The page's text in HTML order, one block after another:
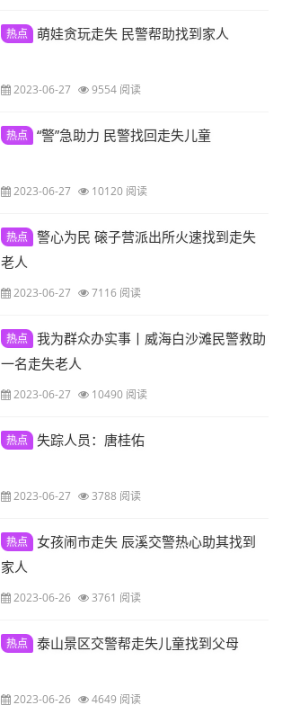
热点 萌娃贪玩走失 民警帮助找到家人
2023-06-27 9554 阅读
热点 “警”急助力 民警找回走失儿童
2023-06-27 10120 阅读
热点
警心为民 磙子营派出所火速找到走失
老人
2023-06-27 7116 阅读
热点
我为群众办实事丨威海白沙滩民警救助
一名走失老人
2023-06-27 10490 阅读
热点 失踪人员：唐桂佑
2023-06-27 3788 阅读
热点
女孩闹市走失 辰溪交警热心助其找到
家人
2023-06-26 3761 阅读
热点 泰山景区交警帮走失儿童找到父母
2023-06-26 4649 阅读